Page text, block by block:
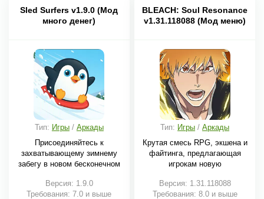
Sled Surfers v1.9.0 (Мод
много денег)
Тип: Игры/ Аркады
Присоединяйтесь к
захватывающему зимнему
забегу в новом бесконечном
Версия: 1.9.0
Требования: 7.0 и выше
BLEACH: Soul Resonance
v1.31.118088 (Мод меню)
Тип: Игры /Аркады
Крутая смесь RPG, экшена и
файтинга, предлагающая
игрокам новую
Версия: 1.31.118088
Требования: 8.0 и выше